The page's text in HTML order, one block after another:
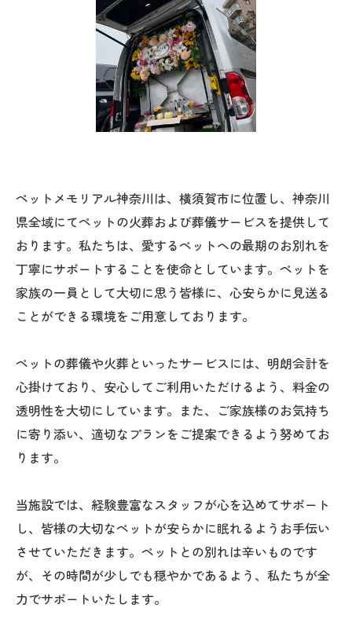
ペットメモリアル神奈川は、横須賀市に位置し、神奈川
県全域にてペットの火葬および葬儀サービスを提供して
おります。私たちは、愛するペットへの最期のお別れを
丁寧にサポートすることを使命としています。ペットを
家族の一員として大切に思う皆様に、心安らかに見送る
ことができる環境をご用意しております。
ペットの葬儀や火葬といったサービスには、明朗会計を
心掛けており、安心してご利用いただけるよう、料金の
透明性を大切にしています。また、ご家族様のお気持ち
に寄り添い、適切なプランをご提案できるよう努めてお
ります。
当施設では、経験豊富なスタッフが心を込めてサポート
し、皆様の大切なペットが安らかに眠れるようお手伝い
させていただきます。ペットとの別れは辛いものです
が、その時間が少しでも穏やかであるよう、私たちが全
力でサポートいたします。